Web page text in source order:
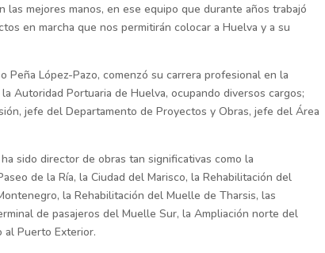
mejores manos, en ese equipo que durante años trabajó
en marcha que nos permitirán colocar a Huelva y a su
López-Pazo, comenzó su carrera profesional en la
Autoridad Portuaria de Huelva, ocupando diversos cargos;
jefe del Departamento de Proyectos y Obras, jefe del Área
sido director de obras tan significativas como la
de la Ría, la Ciudad del Marisco, la Rehabilitación del
la Rehabilitación del Muelle de Tharsis, las
de pasajeros del Muelle Sur, la Ampliación norte del
al Puerto Exterior.